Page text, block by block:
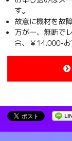
す。
故意に機材を故
万が一、無断で
合、￥14.000-お